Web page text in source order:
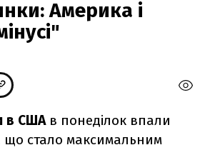
Америка і
в СШАв понеділок впали
що стало максимальним